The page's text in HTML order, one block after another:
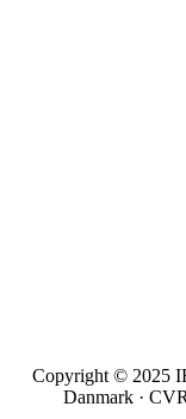
Copyright © 2025
Danmark ·